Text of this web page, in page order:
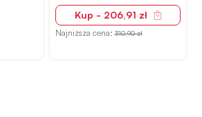
Kup - 206,91 zł
Najniższa cena:310,90 zł